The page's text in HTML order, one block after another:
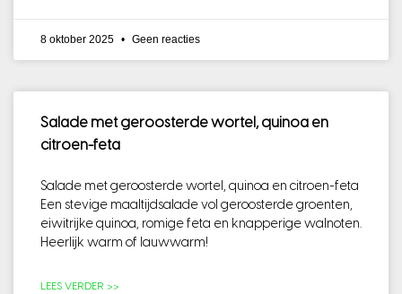
8 oktober 2025 Geen reacties
Salade met geroosterde wortel, quinoa en
citroen-feta
Salade met geroosterde wortel, quinoa en citroen-feta
Een stevige maaltijdsalade vol geroosterde groenten,
eiwitrijke quinoa, romige feta en knapperige walnoten.
Heerlijk warm of lauwwarm!
LEES VERDER >>